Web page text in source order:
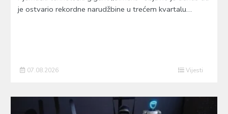
je ostvario rekordne narudžbine u trećem kvartalu…
07.08.2026 Vijesti